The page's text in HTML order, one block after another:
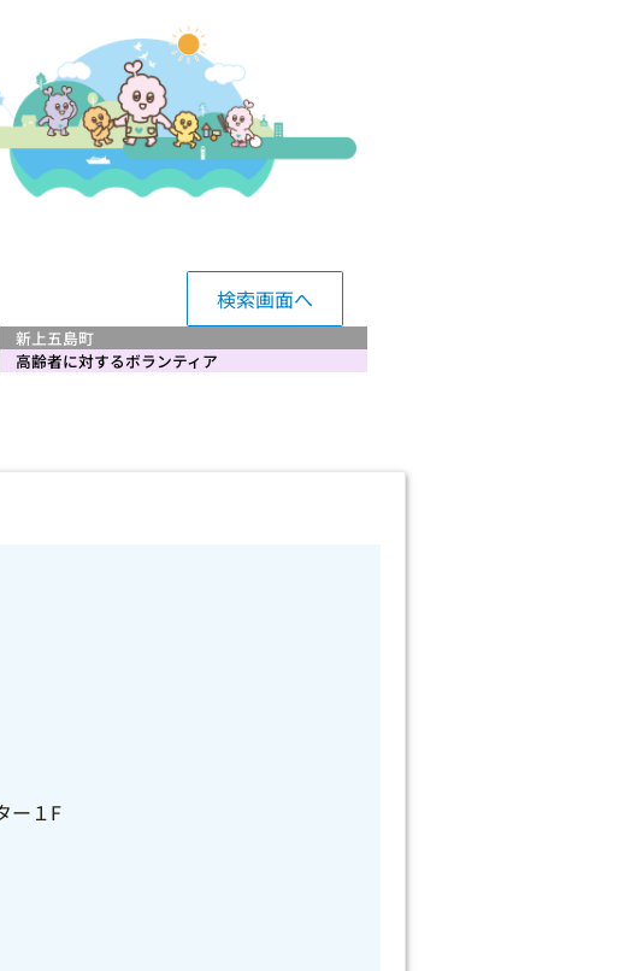
検索画面へ
新上五島町
高齢者に対するボランティア
ー１F